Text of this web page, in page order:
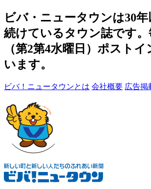
ビバ・ニュータウンは30
続けているタウン誌です。
（第2第4水曜日）ポスト
います。
ビバ！ニュータウンとは 会社概要 広告掲